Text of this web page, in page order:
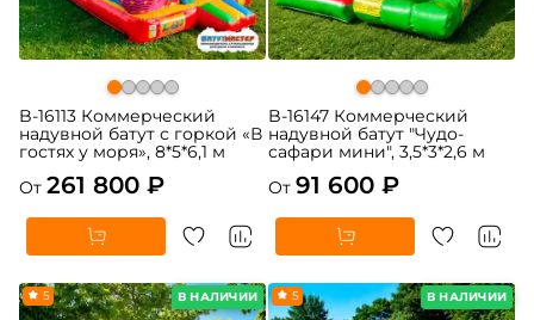
B-16113 Коммерческий
надувной батут с горкой «В
гостях у моря», 8*5*6,1 м
От 261 800 ₽
B-16147 Коммерческий
надувной батут "Чудо-
сафари мини", 3,5*3*2,6 м
От 91 600 ₽
В НАЛИЧИИ
5 В НАЛИЧИИ
5